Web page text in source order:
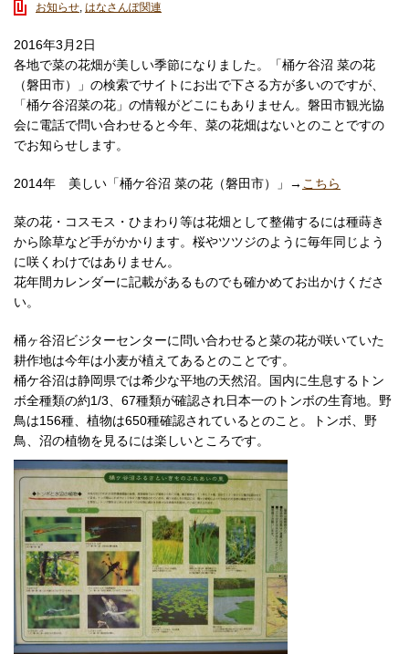
お知らせ はなさんぽ関連
2016年3月2日
各地で菜の花畑が美しい季節になりました。「桶ケ谷沼 菜の花
（磐田市）」の検索でサイトにお出で下さる方が多いのですが、
「桶ケ谷沼菜の花」の情報がどこにもありません。磐田市観光協
会に電話で問い合わせると今年、菜の花畑はないとのことですの
でお知らせします。
2014年 美しい「桶ケ谷沼 菜の花（磐田市）」→ こちら
菜の花・コスモス・ひまわり等は花畑として整備するには種蒔き
から除草など手がかかります。桜やツツジのように毎年同じよう
に咲くわけではありません。
花年間カレンダーに記載があるものでも確かめてお出かけくださ
い。
桶ヶ谷沼ビジターセンターに問い合わせると菜の花が咲いていた
耕作地は今年は小麦が植えてあるとのことです。
桶ケ谷沼は静岡県では希少な平地の天然沼。国内に生息するトン
ボ全種類の約1/3、67種類が確認され日本一のトンボの生育地。野
鳥は156種、植物は650種確認されているとのこと。トンボ、野
鳥、沼の植物を見るには楽しいところです。